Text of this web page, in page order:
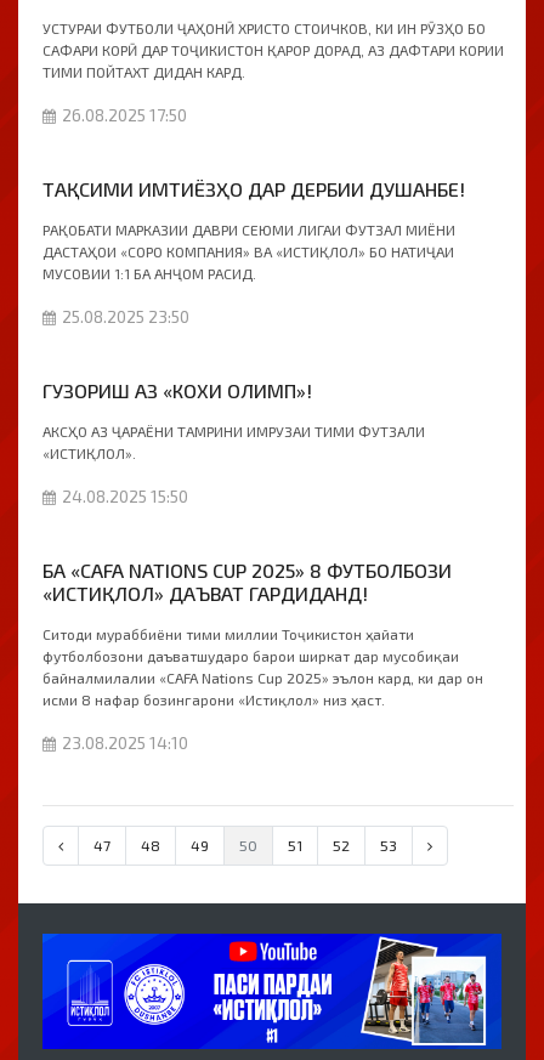
УСТУРАИ ФУТБОЛИ ҶАҲОНӢ ХРИСТО СТОИЧКОВ, КИ ИН РӮЗҲО БО
САФАРИ КОРӢ ДАР ТОҶИКИСТОН ҚАРОР ДОРАД, АЗ ДАФТАРИ КОРИИ
ТИМИ ПОЙТАХТ ДИДАН КАРД.
26.08.2025 17:50
ТАҚСИМИ ИМТИЁЗҲО ДАР ДЕРБИИ ДУШАНБЕ!
РАҚОБАТИ МАРКАЗИИ ДАВРИ СЕЮМИ ЛИГАИ ФУТЗАЛ МИЁНИ
ДАСТАҲОИ «СОРО КОМПАНИЯ» ВА «ИСТИҚЛОЛ» БО НАТИҶАИ
МУСОВИИ 1:1 БА АНҶОМ РАСИД.
25.08.2025 23:50
ГУЗОРИШ АЗ «КОХИ ОЛИМП»!
АКСҲО АЗ ҶАРАЁНИ ТАМРИНИ ИМРУЗАИ ТИМИ ФУТЗАЛИ
«ИСТИҚЛОЛ».
24.08.2025 15:50
БА «CAFA NATIONS CUP 2025» 8 ФУТБОЛБОЗИ
«ИСТИҚЛОЛ» ДАЪВАТ ГАРДИДАНД!
Ситоди мураббиёни тими миллии Тоҷикистон ҳайати
футболбозони даъватшударо барои ширкат дар мусобиқаи
байналмилалии «CAFA Nations Cup 2025» эълон кард, ки дар он
исми 8 нафар бозингарони «Истиқлол» низ ҳаст.
23.08.2025 14:10
47 48 49 50 51 52 53